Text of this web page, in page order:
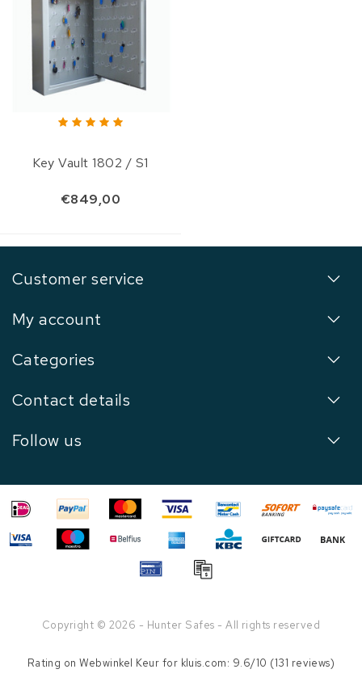
Key Vault 1802 / S1
€849,00
Customer service
My account
Categories
Contact details
Follow us
Copyright © 2026 - Hunter Safes - All rights reserved
Rating onWebwinkel Keur for kluis.com: 9.6/10 (131 reviews)